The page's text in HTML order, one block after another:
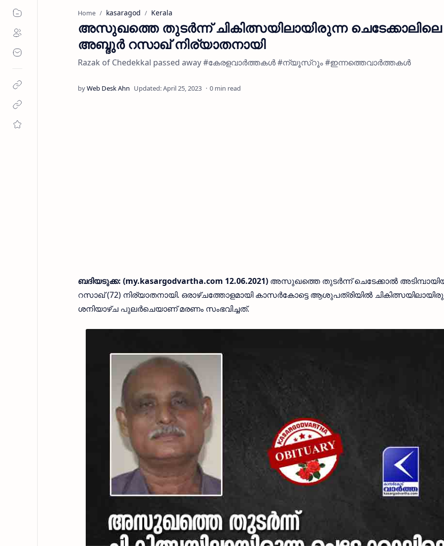
Home kasaragod Kerala
അസുഖത്തെ തുടർന്ന് ചികിത്സയിലായിരുന്ന ചെടേക്കാലിലെ
അബ്ദുർ റസാഖ് നിര്യാതനായി
Razak of Chedekkal passed away #കേരളവാർത്തകൾ #ന്യൂസ്റൂം #ഇന്നത്തെവാർത്തകൾ
0 min read
ബദിയടുക്ക: (my.kasargodvartha.com 12.06.2021) അസുഖത്തെ തുടർന്ന് ചെടേക്കാൽ
റസാഖ് (72) നിര്യാതനായി. ഒരാഴ്ചത്തോളമായി കാസർകോട്ടെ ആശുപത്രിയിൽ
ശനിയാഴ്ച പുലർചെയാണ് മരണം സംഭവിച്ചത്.